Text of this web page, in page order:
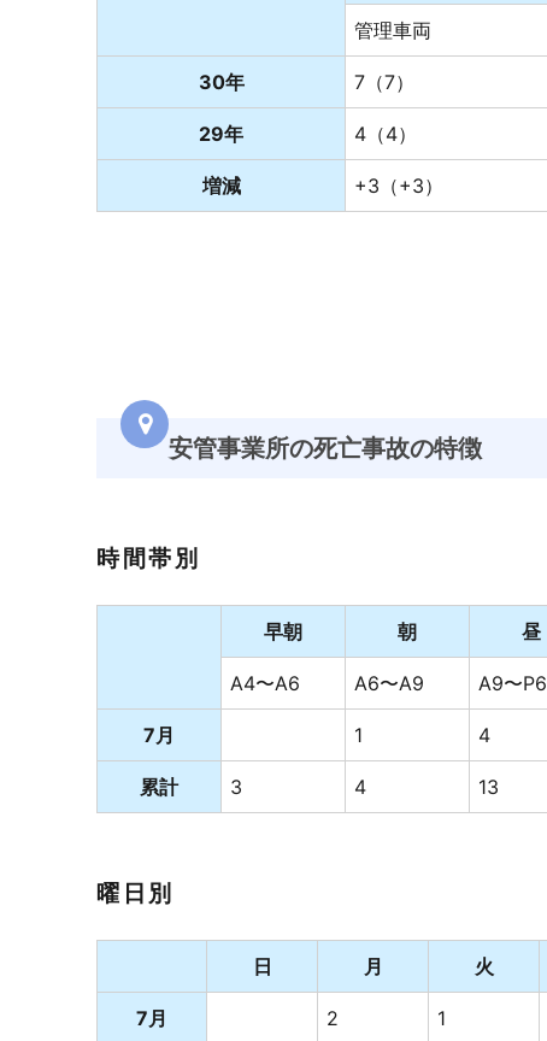
管理車両
30年 7（7）
29年 4（4）
増減 +3（+3）
安管事業所の死亡事故の特徴
時間帯別
早朝 朝 昼
A4〜A6
A6〜A9 A9〜P6
7月 1 4
累計 3 4 13
曜日別
日 月 火
7月 2 1